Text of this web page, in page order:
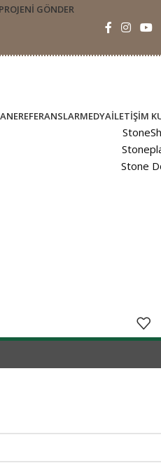
PROJENI GÖNDER
REFERANSLARMEDYAİLETIŞIM
Stone